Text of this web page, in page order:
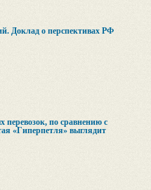
Доклад о перспективах РФ
перевозок, по сравнению с
«Гиперпетля» выглядит